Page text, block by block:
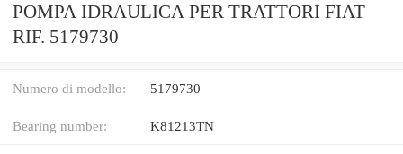
POMPA IDRAULICA PER TRATTORI FIAT
RIF. 5179730
Numero di modello: 5179730
Bearing number: K81213TN